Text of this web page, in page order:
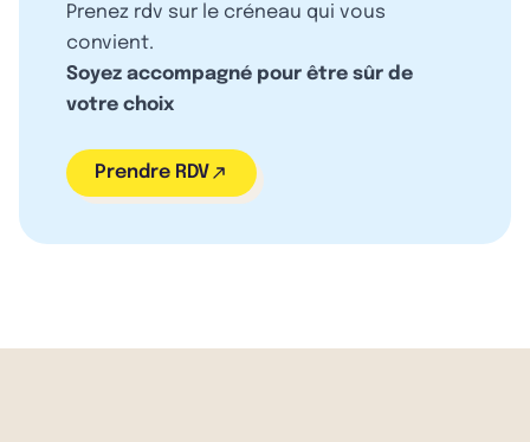
Prenez rdv sur le créneau qui vous
convient.
Soyez accompagné pour être sûr de
votre choix
Prendre RDV